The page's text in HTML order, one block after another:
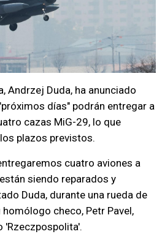
Andrzej Duda, ha anunciado
días" podrán entregar a
cazas MiG-29, lo que
plazos previstos.
cuatro aviones a
siendo reparados y
Duda, durante una rueda de
checo, Petr Pavel,
'Rzeczpospolita'.